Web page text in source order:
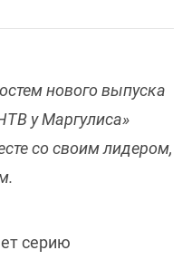
нового выпуска
у Маргулиса»
со своим лидером,
серию